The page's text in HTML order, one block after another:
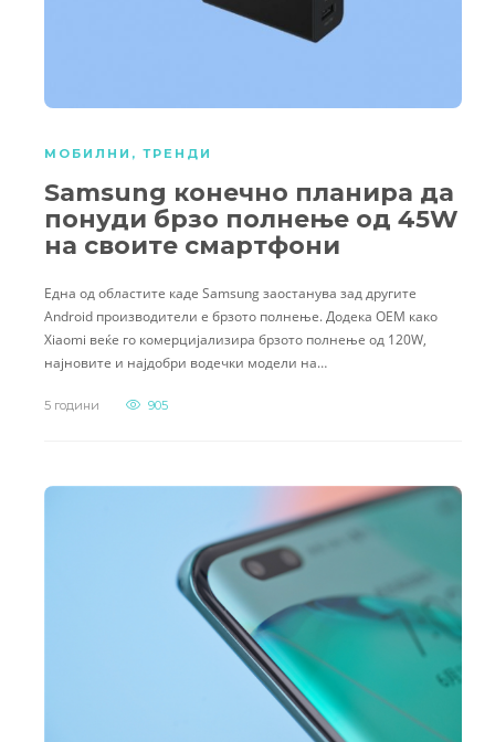
МОБИЛНИ , ТРЕНДИ
Samsung конечно планира да
понуди брзо полнење од 45W
на своите смартфони
Една од областите каде Samsung заостанува зад другите
Android производители е брзото полнење. Додека ОЕМ како
Xiaomi веќе го комерцијализира брзото полнење од 120W,
најновите и најдобри водечки модели на…
5 години 905